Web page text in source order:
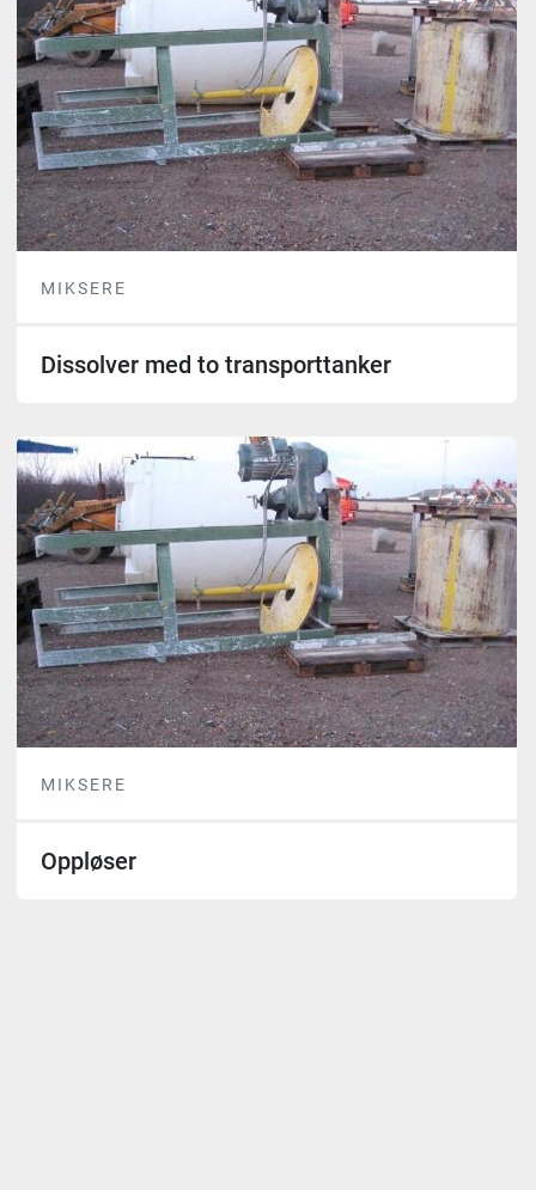
MIKSERE
Dissolver med to transporttanker
MIKSERE
Oppløser